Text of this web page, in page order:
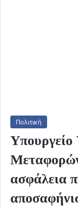
Πολιτική
ασφάλεια